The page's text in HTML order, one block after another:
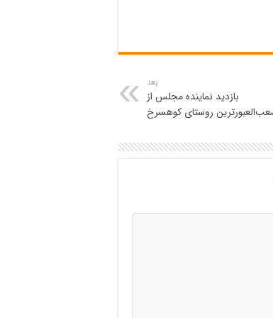
بعد
بازدید نماینده مجلس از
روستای کوهسرخ